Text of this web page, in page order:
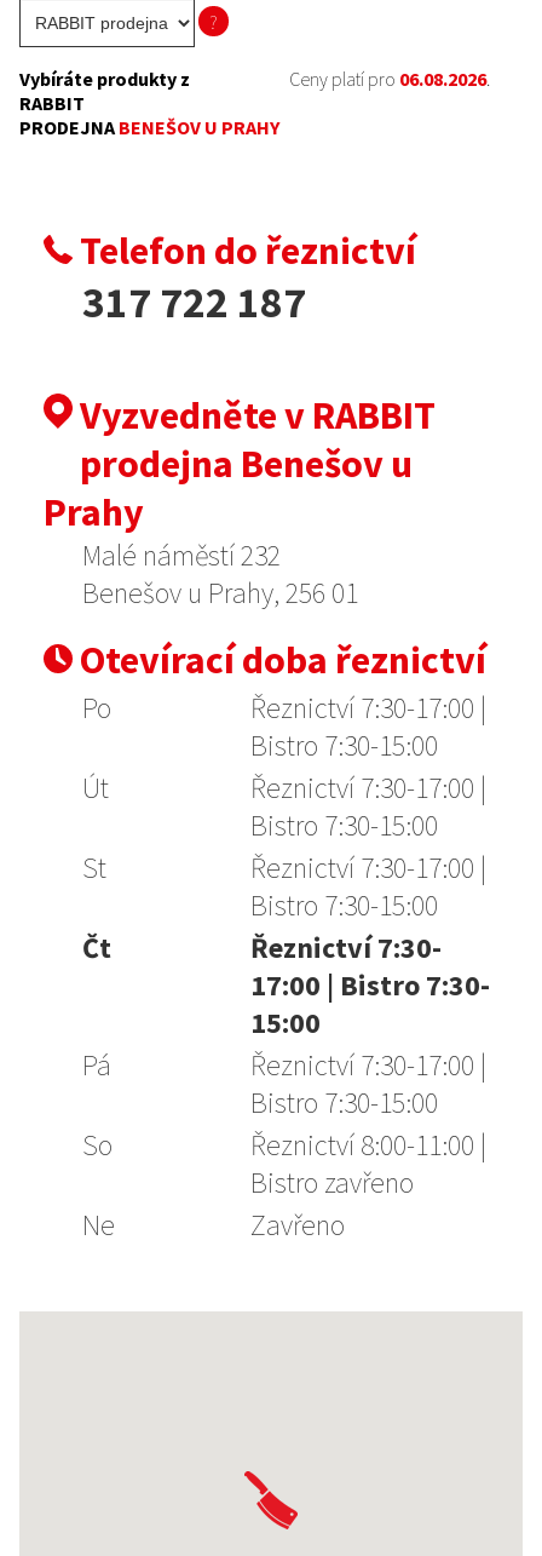
?
Vybíráte produkty z
RABBIT
PRODEJNA BENEŠOV U PRAHY
Ceny platí pro 06.08.2026.
Telefon do řeznictví
317 722 187
Vyzvedněte v RABBIT
prodejna Benešov u
Prahy
Malé náměstí 232
Benešov u Prahy, 256 01
Otevírací doba řeznictví
Po
Řeznictví 7:30-17:00 |
Bistro 7:30-15:00
Út
Řeznictví 7:30-17:00 |
Bistro 7:30-15:00
St
Řeznictví 7:30-17:00 |
Bistro 7:30-15:00
Čt
Řeznictví 7:30-
17:00 | Bistro 7:30-
15:00
Pá
Řeznictví 7:30-17:00 |
Bistro 7:30-15:00
So
Řeznictví 8:00-11:00 |
Bistro zavřeno
Ne
Zavřeno